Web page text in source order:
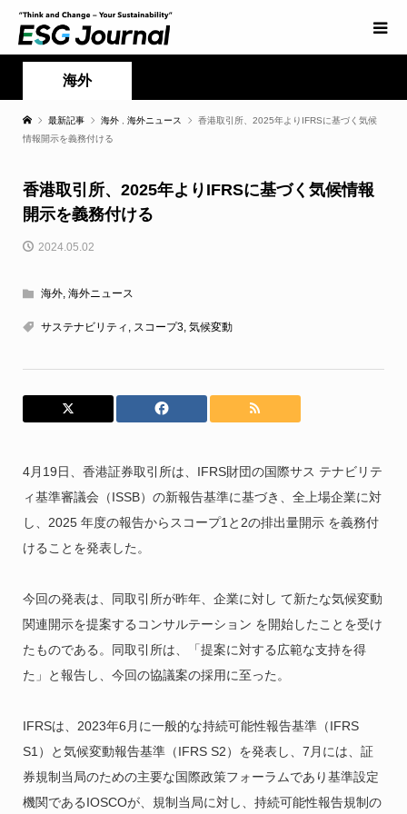
海外
最新記事 海外 海外ニュース
香港取引所、2025年よりIFRSに基づく気候
情報開示を義務付ける
香港取引所、2025年よりIFRSに基づく気候情報
開示を義務付ける
2024.05.02
海外, 海外ニュース
サステナビリティ , スコープ3, 気候変動
4月19日、香港証券取引所は、IFRS財団の国際サス テナビリテ
ィ基準審議会（ISSB）の新報告基準に基づき、全上場企業に対
し、2025 年度の報告からスコープ1と2の排出量開示 を義務付
けることを発表した。
今回の発表は、同取引所が昨年、企業に対し て新たな気候変動
関連開示を提案するコンサルテーション を開始したことを受け
たものである。同取引所は、「提案に対する広範な支持を得
た」と報告し、今回の協議案の採用に至った。
IFRSは、2023年6月に一般的な持続可能性報告基準（IFRS
S1）と気候変動報告基準（IFRS S2）を発表し、7月には、証
券規制当局のための主要な国際政策フォーラムであり基準設定
機関であるIOSCOが、規制当局に対し、持続可能性報告規制の